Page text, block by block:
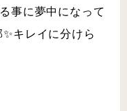
事に夢中になって
キレイに分けら